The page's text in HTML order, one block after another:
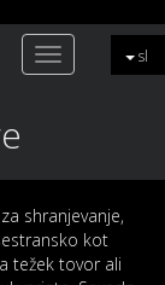
Toggle
navigation
sl
shranjevanje,
kot
težek tovor ali